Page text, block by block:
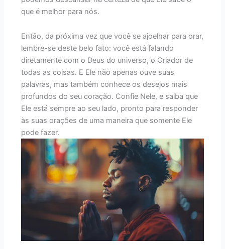
que é melhor para nós.
Então, da próxima vez que você se ajoelhar para orar,
lembre-se deste belo fato: você está falando
diretamente com o Deus do universo, o Criador de
todas as coisas. E Ele não apenas ouve suas
palavras, mas também conhece os desejos mais
profundos do seu coração. Confie Nele, e saiba que
Ele está sempre ao seu lado, pronto para responder
às suas orações de uma maneira que somente Ele
pode fazer.